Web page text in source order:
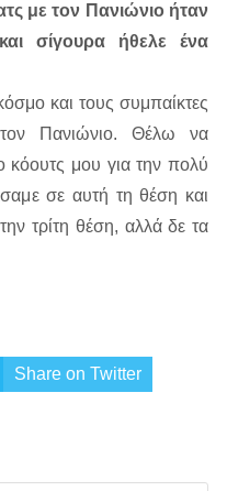
με τον Πανιώνιο ήταν
σίγουρα ήθελε ένα
και τους συμπαίκτες
Πανιώνιο. Θέλω να
κόουτς μου για την πολύ
σε αυτή τη θέση και
τρίτη θέση, αλλά δε τα
Share on Twitter